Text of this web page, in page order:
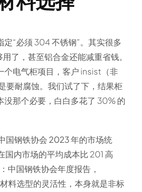
定“必须 304 不锈钢”。其实很多
了，甚至铝合金还能减重省钱。
个电气柜项目，客户 insist（非
要耐腐蚀。我们试了下，结果柜
没那个必要，白白多花了 30% 的
国钢铁协会 2023 年的市场统
国内市场的平均成本比 201 高
中国钢铁协会年度报告，
料选型的灵活性，本身就是非标